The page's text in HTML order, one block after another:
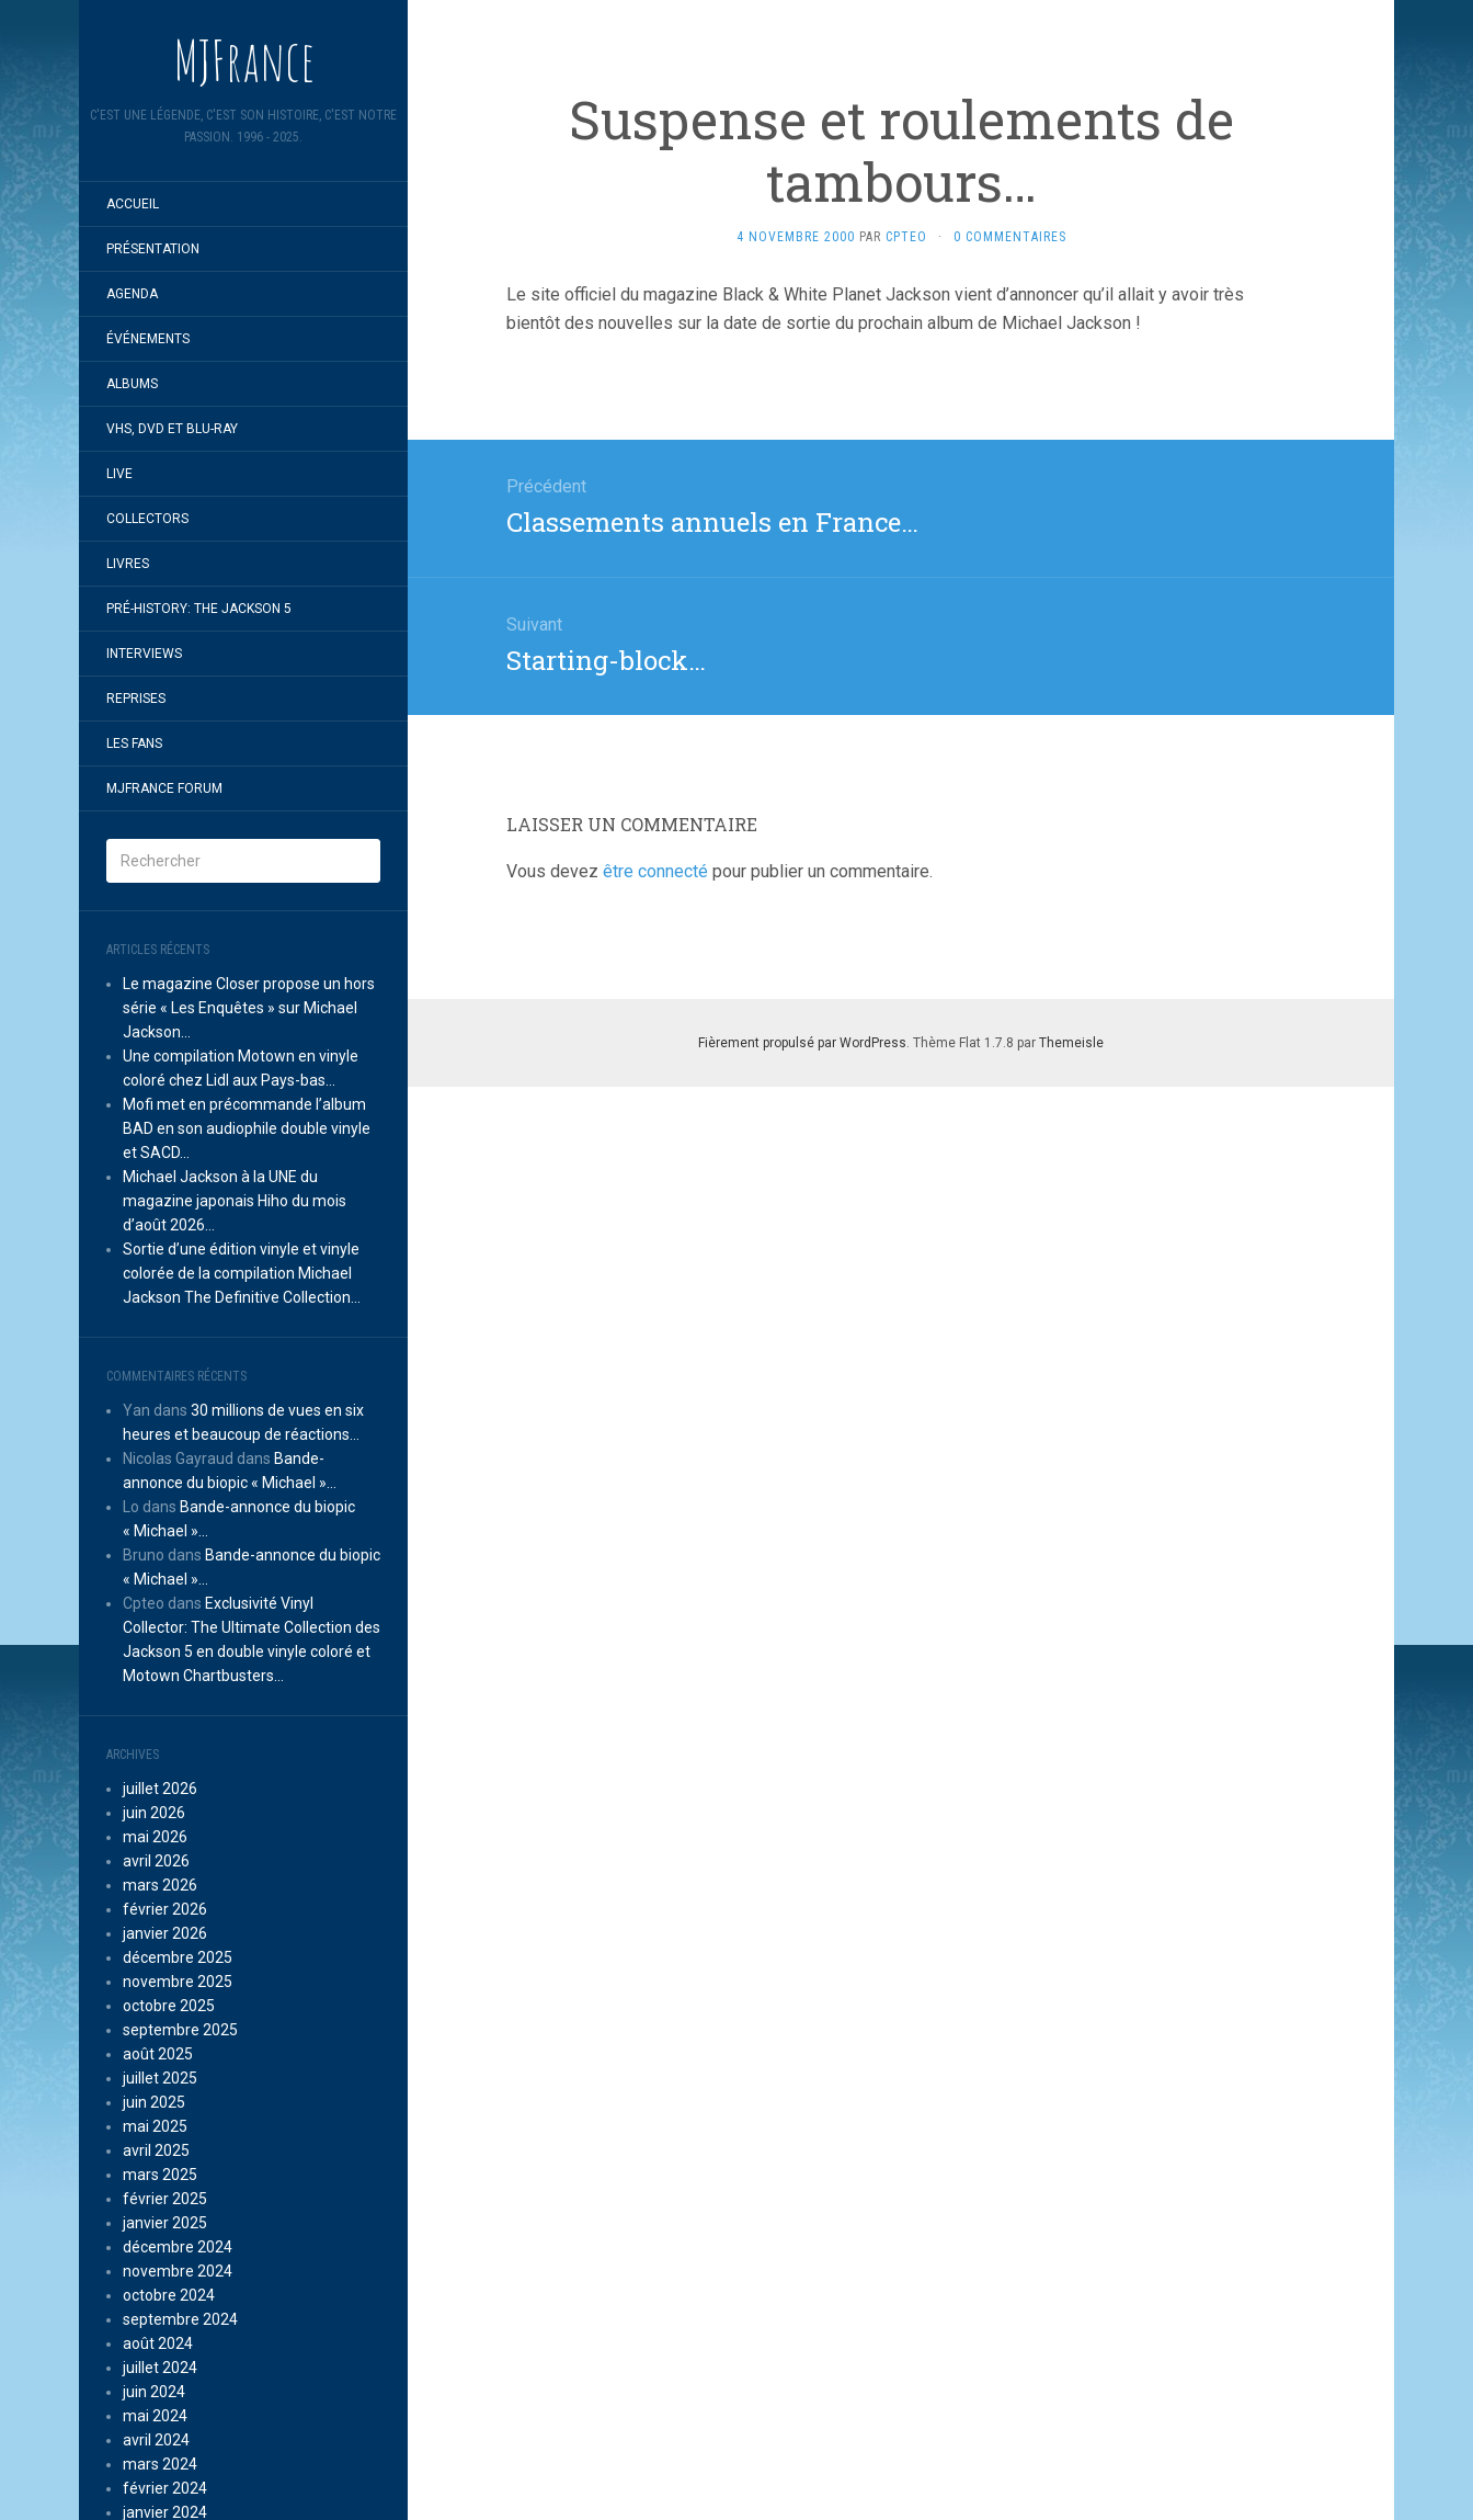
MJFrance
C'EST UNE LÉGENDE, C'EST SON HISTOIRE, C'EST NOTRE
PASSION. 1996 - 2025.
ACCUEIL
PRÉSENTATION
AGENDA
ÉVÉNEMENTS
ALBUMS
VHS, DVD ET BLU-RAY
LIVE
COLLECTORS
LIVRES
PRÉ-HISTORY: THE JACKSON 5
INTERVIEWS
REPRISES
LES FANS
MJFRANCE FORUM
ARTICLES RÉCENTS
Le magazine Closer propose un hors
série « Les Enquêtes » sur Michael
Jackson…
Une compilation Motown en vinyle
coloré chez Lidl aux Pays-bas…
Mofi met en précommande l’album
BAD en son audiophile double vinyle
et SACD…
Michael Jackson à la UNE du
magazine japonais Hiho du mois
d’août 2026…
Sortie d’une édition vinyle et vinyle
colorée de la compilation Michael
Jackson The Definitive Collection…
COMMENTAIRES RÉCENTS
Yan dans 30 millions de vues en six
heures et beaucoup de réactions…
Nicolas Gayraud dans Bande-
annonce du biopic « Michael »…
Lo dans Bande-annonce du biopic
« Michael »…
Bruno dans Bande-annonce du biopic
« Michael »…
Cpteo dans Exclusivité Vinyl
Collector: The Ultimate Collection des
Jackson 5 en double vinyle coloré et
Motown Chartbusters…
ARCHIVES
juillet 2026
juin 2026
mai 2026
avril 2026
mars 2026
février 2026
janvier 2026
décembre 2025
novembre 2025
octobre 2025
septembre 2025
août 2025
juillet 2025
juin 2025
mai 2025
avril 2025
mars 2025
février 2025
janvier 2025
décembre 2024
novembre 2024
octobre 2024
septembre 2024
août 2024
juillet 2024
juin 2024
mai 2024
avril 2024
mars 2024
février 2024
janvier 2024
Suspense et roulements de
tambours…
4 NOVEMBRE 2000 PAR CPTEO · 0 COMMENTAIRES
Le site officiel du magazine Black & White Planet Jackson vient d’annoncer qu’il allait y avoir très
bientôt des nouvelles sur la date de sortie du prochain album de Michael Jackson !
Navigation
de
l’article
Précédent
Article
Classements annuels en France…
Suivant
Article
Starting-block…
LAISSER UN COMMENTAIRE
Vous devez être connecté pour publier un commentaire.
Fièrement propulsé par WordPress. Thème Flat 1.7.8 par Themeisle